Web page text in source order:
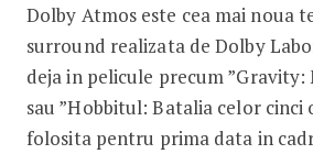
Dolby Atmos este cea mai noua
surround realizata de Dolby
deja in pelicule precum ”Gravity:
sau ”Hobbitul: Batalia celor cinci
folosita pentru prima data in